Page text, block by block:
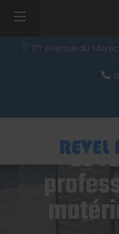
117 Avenue du
Le